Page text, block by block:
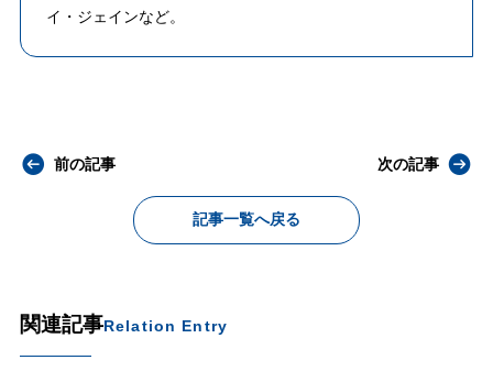
イ・ジェインなど。
前の記事
記事一覧へ戻る
次の記事
関連記事Relation Entry